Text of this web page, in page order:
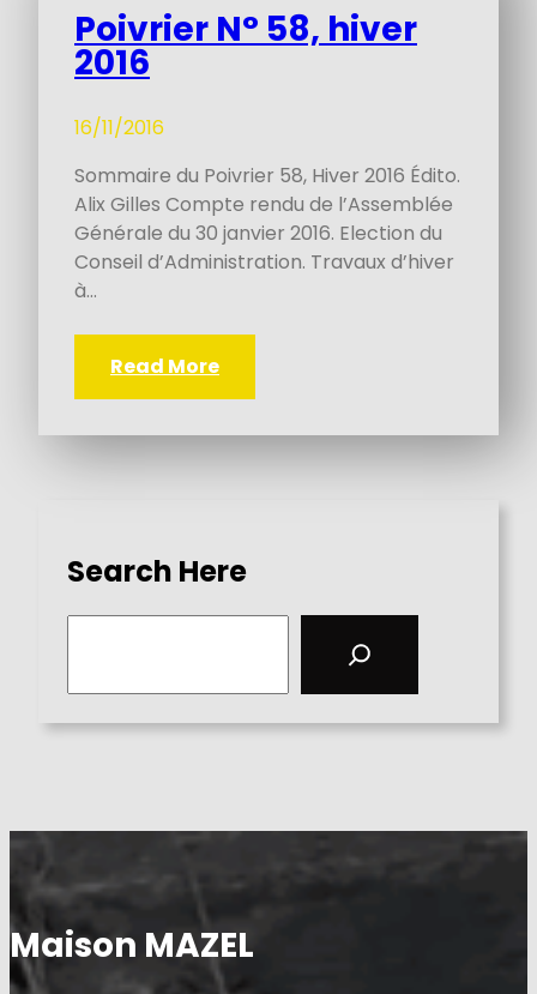
Poivrier N° 58, hiver
2016
16/11/2016
Sommaire du Poivrier 58, Hiver 2016 Édito.
Alix Gilles Compte rendu de l’Assemblée
Générale du 30 janvier 2016. Election du
Conseil d’Administration. Travaux d’hiver
à…
Read More
Search Here
Maison MAZEL